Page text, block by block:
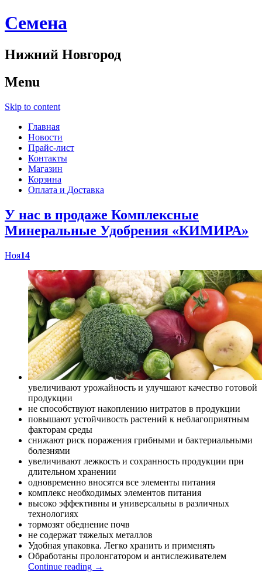
Cемена
Нижний Новгород
Menu
Skip to content
Главная
Новости
Прайс-лист
Контакты
Магазин
Корзина
Оплата и Доставка
У нас в продаже Комплексные
Минеральные Удобрения «КИМИРА»
Ноя14
увеличивают урожайность и улучшают качество готовой
продукции
не способствуют накоплению нитратов в продукции
повышают устойчивость растений к неблагоприятным
факторам среды
снижают риск поражения грибными и бактериальными
болезнями
увеличивают лежкость и сохранность продукции при
длительном хранении
одновременно вносятся все элементы питания
комплекс необходимых элементов питания
высоко эффективны и универсальны в различных
технологиях
тормозят обеднение почв
не содержат тяжелых металлов
Удобная упаковка. Легко хранить и применять
Обработаны пролонгатором и антислеживателем
Continue reading →